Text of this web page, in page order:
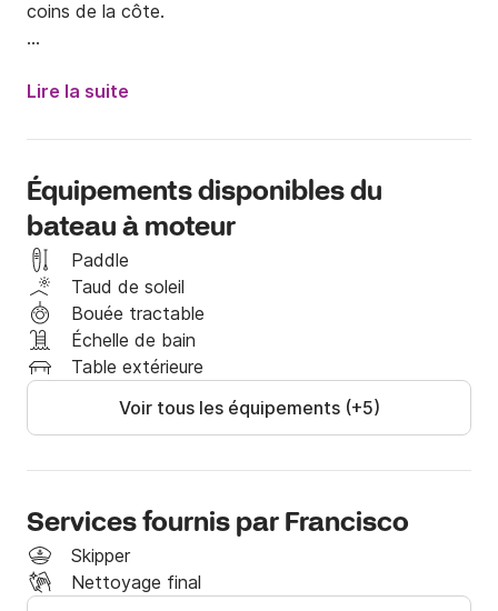
coins de la côte.
une journée agréable, équipée de canapés rembourrés
il y a un auvent et sous le tableau de bord, il y a une
petite cabine idéale pour laisser tout ce qui n'est pas
nécessaire. Également équipé d'un réfrigérateur à
glace.
Le prix comprend:
- TVA
- Amarrage et assurance (avec caution de 1 000 €)
Le prix ne comprend pas:
- du carburant
- Motif (facultatif): 170 €
- ménage: 30 €
Nous vous attendons dans Click&Boat pour faire de
la voile!
Lire la suite
Équipements disponibles du
bateau à moteur
Paddle
Taud de soleil
Bouée tractable
Échelle de bain
Table extérieure
Voir tous les équipements (+5)
Services fournis par Francisco
Skipper
Nettoyage final